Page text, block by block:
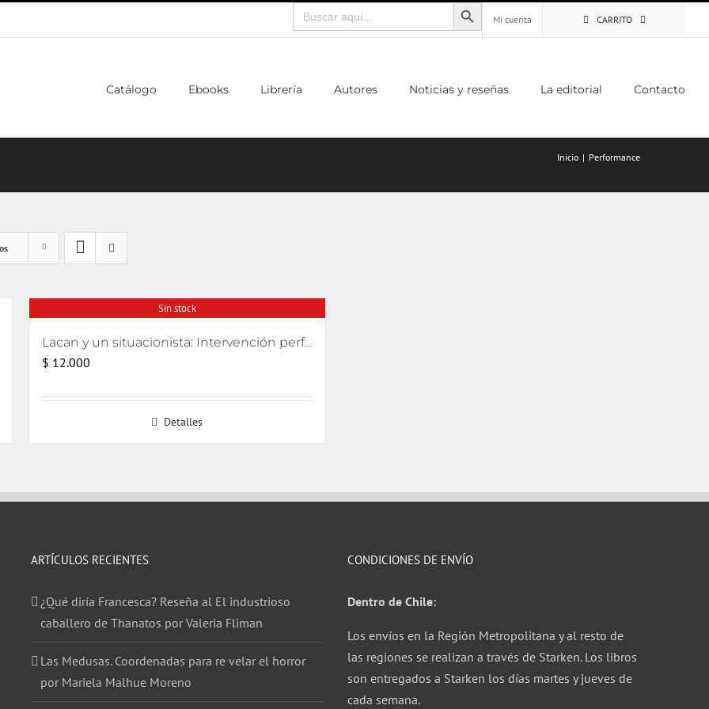
Buscar:
Mi cuenta
CARRITO
Catálogo Ebooks Librería Autores Noticias y reseñas La editorial Contacto
Inicio Performance
Sin stock
Lacan y un situacionista: Intervención performativa de su encuentro pifiado
$ 12.000
Detalles
ARTÍCULOS RECIENTES
¿Qué diría Francesca? Reseña al El industrioso
caballero de Thanatos por Valeria Fliman
Las Medusas. Coordenadas para re velar el horror
por Mariela Malhue Moreno
CONDICIONES DE ENVÍO
Dentro de Chile:
Los envíos en la Región Metropolitana y al resto de
las regiones se realizan a través de Starken. Los libros
son entregados a Starken los días martes y jueves de
cada semana.